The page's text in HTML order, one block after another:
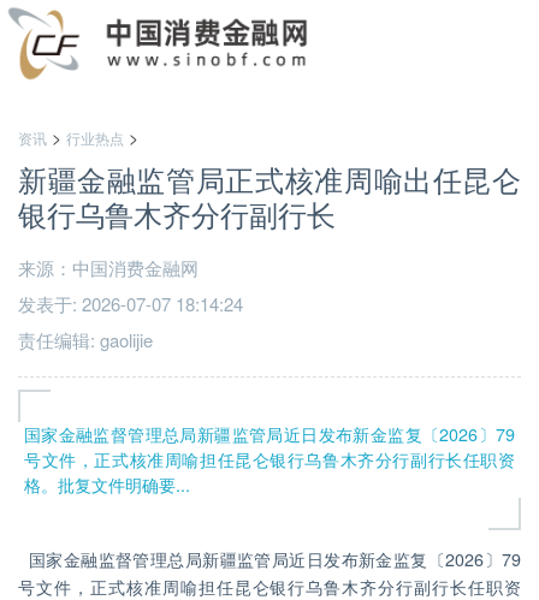
资讯> 行业热点 >
新疆金融监管局正式核准周喻出任昆仑
银行乌鲁木齐分行副行长
来源：中国消费金融网
发表于: 2026-07-07 18:14:24
责任编辑: gaolijie
国家金融监督管理总局新疆监管局近日发布新金监复〔2026〕79
号文件，正式核准周喻担任昆仑银行乌鲁木齐分行副行长任职资
格。批复文件明确要...
国家金融监督管理总局新疆监管局近日发布新金监复〔2026〕79
号文件，正式核准周喻担任昆仑银行乌鲁木齐分行副行长任职资